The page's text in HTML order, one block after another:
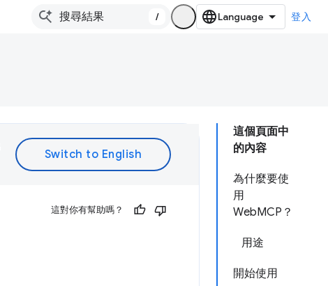
/ 登入
這個頁面中
的內容
為什麼要使
用
WebMCP？
用途
開始使用
這對你有幫助嗎？